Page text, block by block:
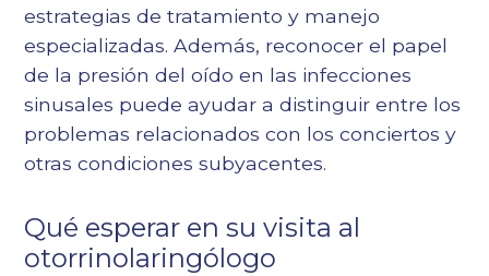
estrategias de tratamiento y manejo
especializadas. Además, reconocerel papel
de la presión del oído en las infecciones
sinusales puede ayudar a distinguir entre los
problemas relacionados con los conciertos y
otras condiciones subyacentes.
Qué esperar en su visita al
otorrinolaringólogo